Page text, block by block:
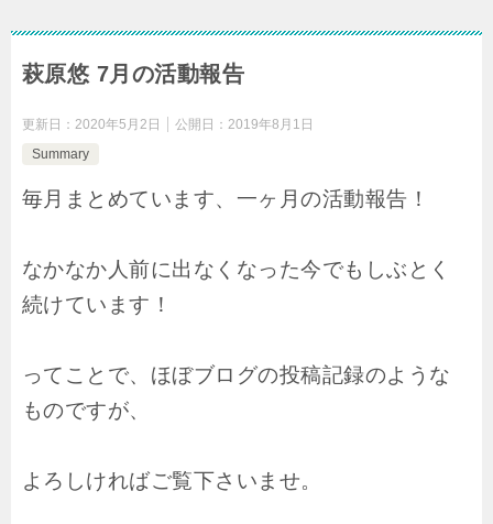
萩原悠 7月の活動報告
更新日： 2020年5月2日 公開日： 2019年8月1日
Summary
毎月まとめています、一ヶ月の活動報告！
なかなか人前に出なくなった今でもしぶとく
続けています！
ってことで、ほぼブログの投稿記録のような
ものですが、
よろしければご覧下さいませ。